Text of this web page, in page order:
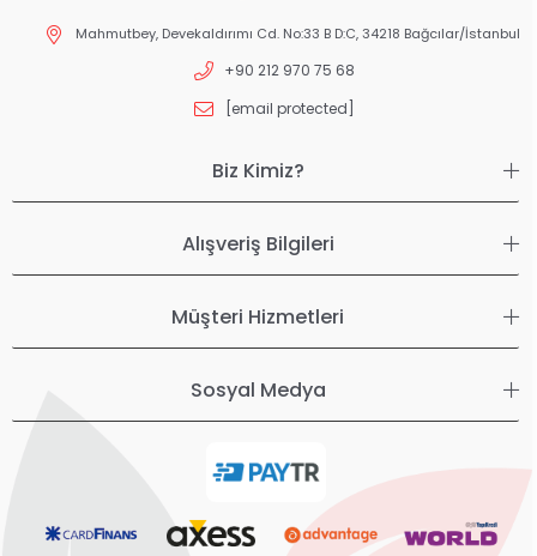
Mahmutbey, Devekaldırımı Cd. No:33 B D:C, 34218 Bağcılar/İstanbul
+90 212 970 75 68
[email protected]
Biz Kimiz?
Alışveriş Bilgileri
Müşteri Hizmetleri
Sosyal Medya